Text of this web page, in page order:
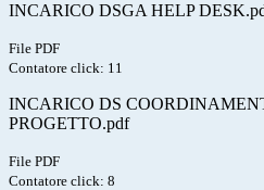
INCARICO DSGA HELP
File PDF
Contatore click: 11
INCARICO DS
PROGETTO.pdf
File PDF
Contatore click: 8